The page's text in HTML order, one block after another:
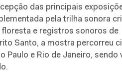
das principais
pela trilha sonora
e registros sonoros de
Santo, a mostra percorreu
Paulo e Rio de Janeiro, sendo